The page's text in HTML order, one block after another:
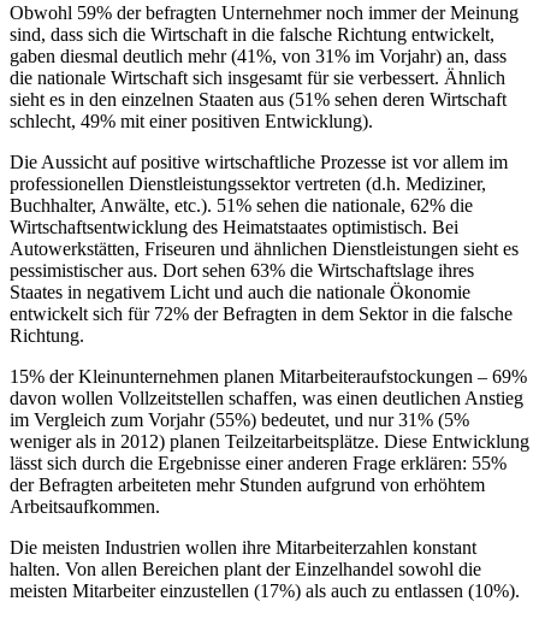
Obwohl 59% der befragten Unternehmer noch immer der Meinung
sind, dass sich die Wirtschaft in die falsche Richtung entwickelt,
gaben diesmal deutlich mehr (41%, von 31% im Vorjahr) an, dass
die nationale Wirtschaft sich insgesamt für sie verbessert. Ähnlich
sieht es in den einzelnen Staaten aus (51% sehen deren Wirtschaft
schlecht, 49% mit einer positiven Entwicklung).
Die Aussicht auf positive wirtschaftliche Prozesse ist vor allem im
professionellen Dienstleistungssektor vertreten (d.h. Mediziner,
Buchhalter, Anwälte, etc.). 51% sehen die nationale, 62% die
Wirtschaftsentwicklung des Heimatstaates optimistisch. Bei
Autowerkstätten, Friseuren und ähnlichen Dienstleistungen sieht es
pessimistischer aus. Dort sehen 63% die Wirtschaftslage ihres
Staates in negativem Licht und auch die nationale Ökonomie
entwickelt sich für 72% der Befragten in dem Sektor in die falsche
Richtung.
15% der Kleinunternehmen planen Mitarbeiteraufstockungen – 69%
davon wollen Vollzeitstellen schaffen, was einen deutlichen Anstieg
im Vergleich zum Vorjahr (55%) bedeutet, und nur 31% (5%
weniger als in 2012) planen Teilzeitarbeitsplätze. Diese Entwicklung
lässt sich durch die Ergebnisse einer anderen Frage erklären: 55%
der Befragten arbeiteten mehr Stunden aufgrund von erhöhtem
Arbeitsaufkommen.
Die meisten Industrien wollen ihre Mitarbeiterzahlen konstant
halten. Von allen Bereichen plant der Einzelhandel sowohl die
meisten Mitarbeiter einzustellen (17%) als auch zu entlassen (10%).